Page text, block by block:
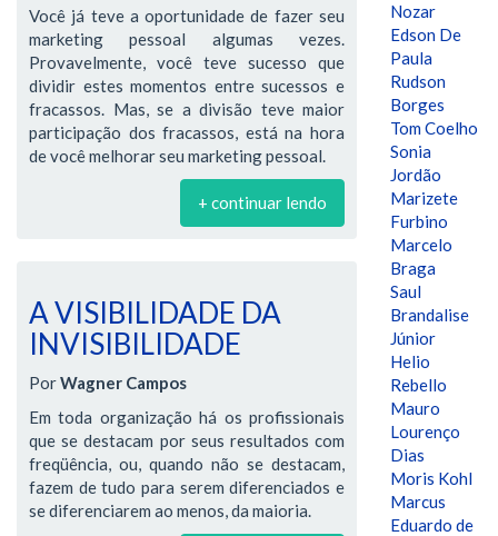
Você já teve a oportunidade de fazer seu
marketing pessoal algumas vezes.
Provavelmente, você teve sucesso que
dividir estes momentos entre sucessos e
fracassos. Mas, se a divisão teve maior
participação dos fracassos, está na hora
de você melhorar seu marketing pessoal.
+ continuar lendo
A VISIBILIDADE DA
INVISIBILIDADE
PorWagner Campos
Em toda organização há os profissionais
que se destacam por seus resultados com
freqüência, ou, quando não se destacam,
fazem de tudo para serem diferenciados e
se diferenciarem ao menos, da maioria.
Nozar
Edson De
Paula
Rudson
Borges
Tom Coelho
Sonia
Jordão
Marizete
Furbino
Marcelo
Braga
Saul
Brandalise
Júnior
Helio
Rebello
Mauro
Lourenço
Dias
Moris Kohl
Marcus
Eduardo de